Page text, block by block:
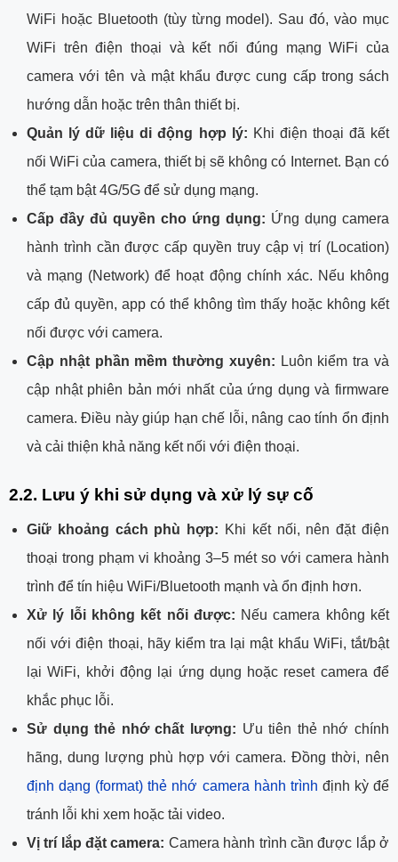
WiFi hoặc Bluetooth (tùy từng model). Sau đó, vào mục
WiFi trên điện thoại và kết nối đúng mạng WiFi của
camera với tên và mật khẩu được cung cấp trong sách
hướng dẫn hoặc trên thân thiết bị.
Quản lý dữ liệu di động hợp lý: Khi điện thoại đã kết
nối WiFi của camera, thiết bị sẽ không có Internet. Bạn có
thể tạm bật 4G/5G để sử dụng mạng.
Cấp đầy đủ quyền cho ứng dụng: Ứng dụng camera
hành trình cần được cấp quyền truy cập vị trí (Location)
và mạng (Network) để hoạt động chính xác. Nếu không
cấp đủ quyền, app có thể không tìm thấy hoặc không kết
nối được với camera.
Cập nhật phần mềm thường xuyên: Luôn kiểm tra và
cập nhật phiên bản mới nhất của ứng dụng và firmware
camera. Điều này giúp hạn chế lỗi, nâng cao tính ổn định
và cải thiện khả năng kết nối với điện thoại.
2.2. Lưu ý khi sử dụng và xử lý sự cố
Giữ khoảng cách phù hợp: Khi kết nối, nên đặt điện
thoại trong phạm vi khoảng 3–5 mét so với camera hành
trình để tín hiệu WiFi/Bluetooth mạnh và ổn định hơn.
Xử lý lỗi không kết nối được: Nếu camera không kết
nối với điện thoại, hãy kiểm tra lại mật khẩu WiFi, tắt/bật
lại WiFi, khởi động lại ứng dụng hoặc reset camera để
khắc phục lỗi.
Sử dụng thẻ nhớ chất lượng: Ưu tiên thẻ nhớ chính
hãng, dung lượng phù hợp với camera. Đồng thời, nên
định dạng (format) thẻ nhớ camera hành trình định kỳ để
tránh lỗi khi xem hoặc tải video.
Vị trí lắp đặt camera: Camera hành trình cần được lắp ở